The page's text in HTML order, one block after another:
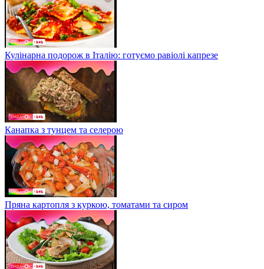
Кулінарна подорож в Італію: готуємо равіолі капрезе
Канапка з тунцем та селерою
Пряна картопля з куркою, томатами та сиром